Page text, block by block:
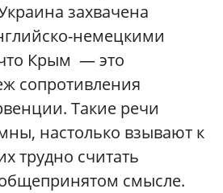
захвачена
немецкими
Крым — это
сопротивления
Такие речи
настолько взывают к
трудно считать
смысле.